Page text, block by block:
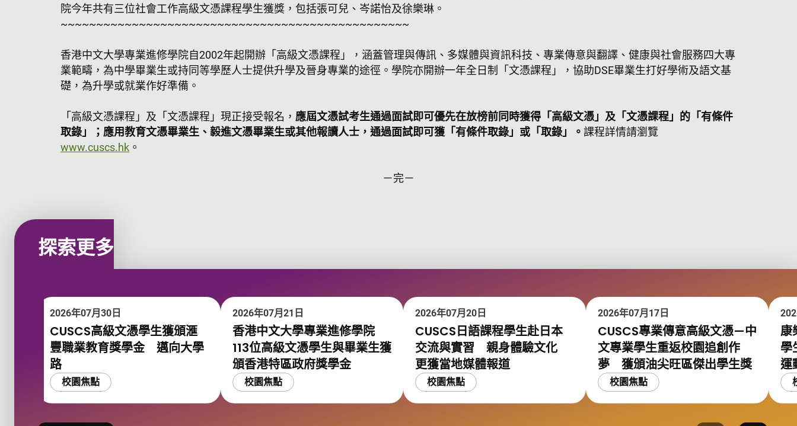
院今年共有三位社會工作高級文憑課程學生獲獎，包括張可兒、岑諾怡及徐樂琳。
~~~~~~~~~~~~~~~~~~~~~~~~~~~~~~~~~~~~~~~~~~~~~~~~~
香港中文大學專業進修學院自2002年起開辦「高級文憑課程」，涵蓋管理與傳訊、多媒體與資訊科技、專業傳意與翻譯、健康與社會服務四大專
業範疇，為中學畢業生或持同等學歷人士提供升學及晉身專業的途徑。學院亦開辦一年全日制「文憑課程」，協助DSE畢業生打好學術及語文基
礎，為升學或就業作好準備。
「高級文憑課程」及「文憑課程」現正接受報名， 應屆文憑試考生通過面試即可優先在放榜前同時獲得「高級文憑」及「文憑課程」的「有條件
取錄」；應用教育文憑畢業生、毅進文憑畢業生或其他報讀人士，通過面試即可獲「有條件取錄」或「取錄」。 課程詳情請瀏覽
www.cuscs.hk 。
－完－
探索更多
2026年07月30日
CUSCS高級文憑學生獲頒滙
豐職業教育獎學金 邁向大學
路
校園焦點
2026年07月21日
香港中文大學專業進修學院
113位高級文憑學生與畢業生獲
頒香港特區政府獎學金
校園焦點
2026年07月20日
CUSCS日語課程學生赴日本
交流與實習 親身體驗文化
更獲當地媒體報道
校園焦點
2026年07月17日
CUSCS專業傳意高級文憑—中
文專業學生重返校園追創作
夢 獲頒油尖旺區傑出學生獎
校園焦點
康
學
運